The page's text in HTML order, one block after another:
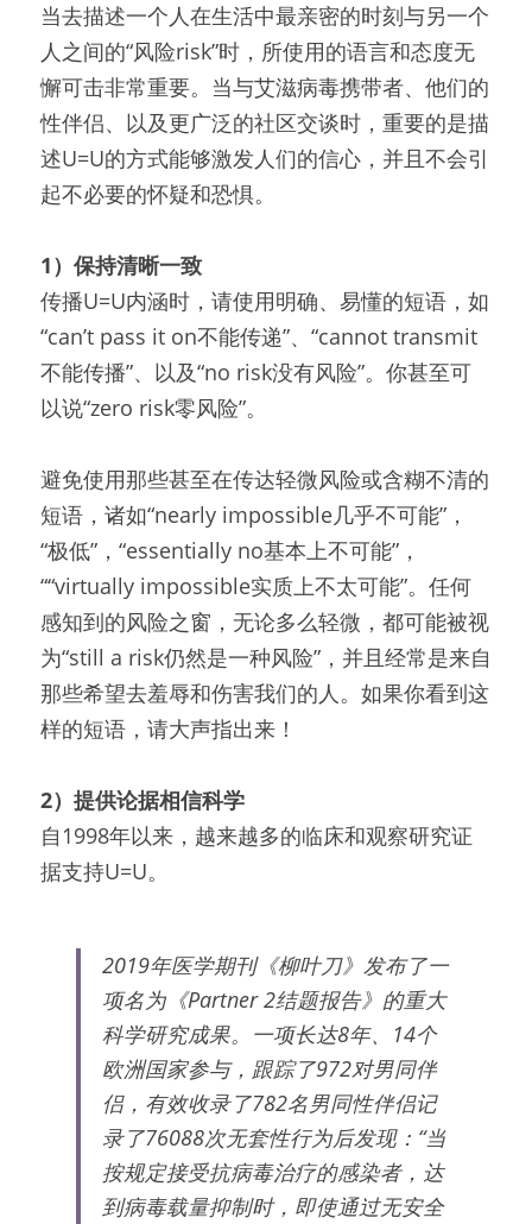
当去描述一个人在生活中最亲密的时刻与另一个
人之间的“风险risk”时，所使用的语言和态度无
懈可击非常重要。当与艾滋病毒携带者、他们的
性伴侣、以及更广泛的社区交谈时，重要的是描
述U=U的方式能够激发人们的信心，并且不会引
起不必要的怀疑和恐惧。
1）保持清晰一致
传播U=U内涵时，请使用明确、易懂的短语，如
“can’t pass it on不能传递”、“cannot transmit
不能传播”、以及“no risk没有风险”。你甚至可
以说“zero risk零风险”。
避免使用那些甚至在传达轻微风险或含糊不清的
短语，诸如“nearly impossible几乎不可能”，
“极低”，“essentially no基本上不可能”，
““virtually impossible实质上不太可能”。任何
感知到的风险之窗，无论多么轻微，都可能被视
为“still a risk仍然是一种风险”，并且经常是来自
那些希望去羞辱和伤害我们的人。如果你看到这
样的短语，请大声指出来！
2）提供论据相信科学
自1998年以来，越来越多的临床和观察研究证
据支持U=U。
2019年医学期刊《柳叶刀》发布了一
项名为《Partner 2结题报告》的重大
科学研究成果。一项长达8年、14个
欧洲国家参与，跟踪了972对男同伴
侣，有效收录了782名男同性伴侣记
录了76088次无套性行为后发现：“当
按规定接受抗病毒治疗的感染者，达
到病毒载量抑制时，即使通过无安全